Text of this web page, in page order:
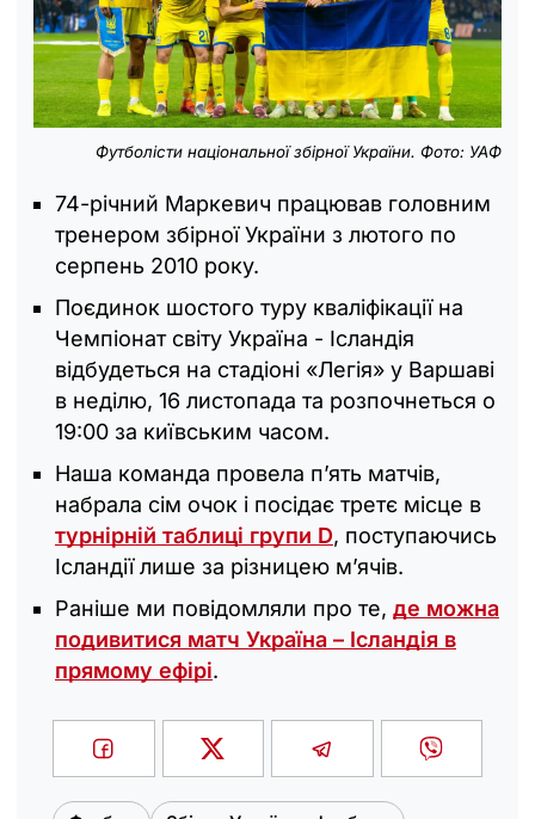
Футболісти національної збірної України. Фото: УАФ
74-річний Маркевич працював головним
тренером збірної України з лютого по
серпень 2010 року.
Поєдинок шостого туру кваліфікації на
Чемпіонат світу Україна - Ісландія
відбудеться на стадіоні «Легія» у Варшаві
в неділю, 16 листопада та розпочнеться о
19:00 за київським часом.
Наша команда провела п’ять матчів,
набрала сім очок і посідає третє місце в
турнірній таблиці групи D, поступаючись
Ісландії лише за різницею м’ячів.
Раніше ми повідомляли про те, де можна
подивитися матч Україна – Ісландія в
прямому ефірі.